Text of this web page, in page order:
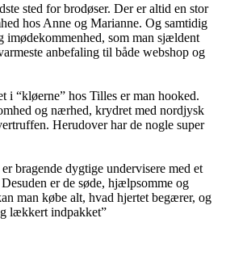
sted for brodøser. Der er altid en stor
hos Anne og Marianne. Og samtidig
imødekommenhed, som man sjældent
anbefaling til både webshop og
i “kløerne” hos Tilles er man hooked.
og nærhed, krydret med nordjysk
Herudover har de nogle super
bragende dygtige undervisere med et
er de søde, hjælpsomme og
man købe alt, hvad hjertet begærer, og
lækkert indpakket”